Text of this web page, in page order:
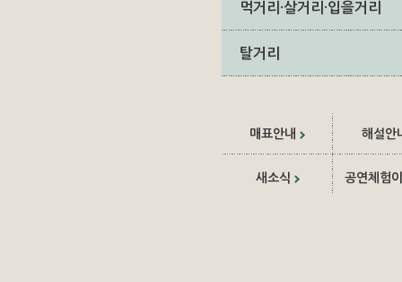
먹거리·살거리·입을거리
탈거리
매표안내 해설안
새소식 공연체험